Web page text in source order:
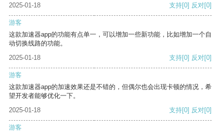
2025-01-18 支持[0] 反对[0]
游客
这款加速器app的功能有点单一，可以增加一些新功能，比如增加一个自
动切换线路的功能。
2025-01-18
支持[0] 反对[0]
游客
这款加速器app的加速效果还是不错的，但偶尔也会出现卡顿的情况，希
望开发者能够优化一下。
2025-01-18
支持[0] 反对[0]
游客